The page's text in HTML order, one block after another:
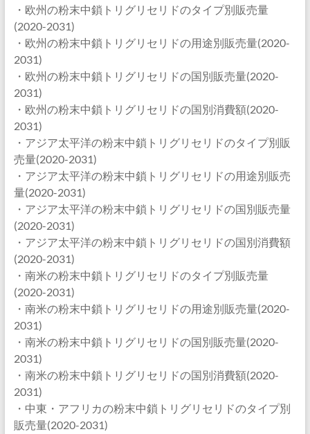
・欧州の粉末中鎖トリグリセリドのタイプ別販売量
(2020-2031)
・欧州の粉末中鎖トリグリセリドの用途別販売量(2020-
2031)
・欧州の粉末中鎖トリグリセリドの国別販売量(2020-
2031)
・欧州の粉末中鎖トリグリセリドの国別消費額(2020-
2031)
・アジア太平洋の粉末中鎖トリグリセリドのタイプ別販
売量(2020-2031)
・アジア太平洋の粉末中鎖トリグリセリドの用途別販売
量(2020-2031)
・アジア太平洋の粉末中鎖トリグリセリドの国別販売量
(2020-2031)
・アジア太平洋の粉末中鎖トリグリセリドの国別消費額
(2020-2031)
・南米の粉末中鎖トリグリセリドのタイプ別販売量
(2020-2031)
・南米の粉末中鎖トリグリセリドの用途別販売量(2020-
2031)
・南米の粉末中鎖トリグリセリドの国別販売量(2020-
2031)
・南米の粉末中鎖トリグリセリドの国別消費額(2020-
2031)
・中東・アフリカの粉末中鎖トリグリセリドのタイプ別
販売量(2020-2031)